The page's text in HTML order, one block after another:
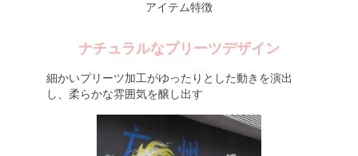
アイテム特徴
ナチュラルなプリーツデザイン
細かいプリーツ加工がゆったりとした動きを演出
し、柔らかな雰囲気を醸し出す